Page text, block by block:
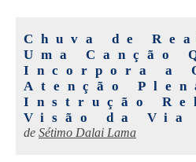
Chuva de
Uma Canção
Incorpora a
Atenção
Instrução
Visão da Via
de Sétimo Dalai Lama